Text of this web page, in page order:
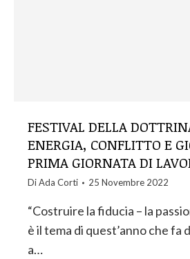
FESTIVAL DELLA
ENERGIA, CONFLITTO E
PRIMA GIORNATA DI
DiAda Corti 25 Novembre 2022
“Costruire la fiducia – la
è il tema di quest’anno che
a…